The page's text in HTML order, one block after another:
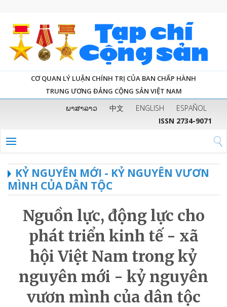
CƠ QUAN LÝ LUẬN CHÍNH TRỊ CỦA BAN CHẤP HÀNH
TRUNG ƯƠNG ĐẢNG CỘNG SẢN VIỆT NAM
ພາສາລາວ 中文 ENGLISH
ESPAÑOL
ISSN 2734-9071
KỶ NGUYÊN MỚI - KỶ NGUYÊN VƯƠN
MÌNH CỦA DÂN TỘC
Nguồn lực, động lực cho
phát triển kinh tế - xã
hội Việt Nam trong kỷ
nguyên mới - kỷ nguyên
vươn mình của dân tộc